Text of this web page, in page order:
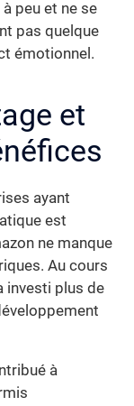
peu et ne se
pas quelque
émotionnel.
et
ayant
est
ne manque
Au cours
investi plus de
à